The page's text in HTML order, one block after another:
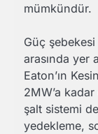
mümkündür.
Güç
arasında yer
Eaton’ın
2MW’a
şalt sistemi
yedekleme,